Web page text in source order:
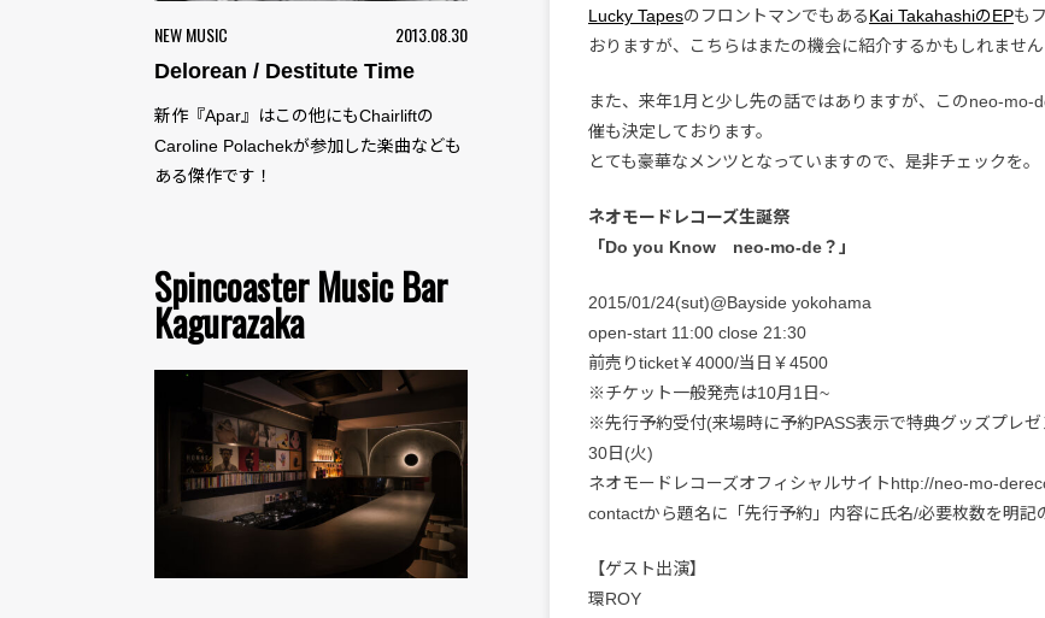
NEW MUSIC 2013.08.30
Delorean / Destitute Time
新作『Apar』はこの他にもChairliftの
Caroline Polachekが参加した楽曲なども
ある傑作です！
Spincoaster Music Bar
Kagurazaka
Lucky TapesのフロントマンでもあるKai TakahashiのEPも
おりますが、こちらはまたの機会に紹介するかもしれませ
また、来年1月と少し先の話ではありますが、このneo-mo-
催も決定しております。
とても豪華なメンツとなっていますので、是非チェックを。
ネオモードレコーズ生誕祭
「Do you Know neo-mo-de？」
2015/01/24(sut)@Bayside yokohama
open-start 11:00 close 21:30
前売りticket￥4000/当日￥4500
※チケット一般発売は10月1日~
※先行予約受付(来場時に予約PASS表示で特典グッズプレ
30日(火)
ネオモードレコーズオフィシャルサイトhttp://neo-mo-
contactから題名に「先行予約」内容に氏名/必要枚数を明記
【ゲスト出演】
環ROY